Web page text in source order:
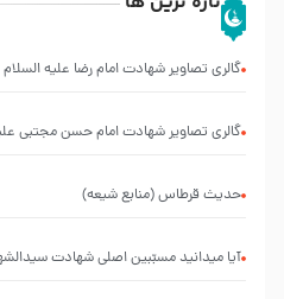
گالری تصاویر شهادت امام رضا علیه السلام
گالری تصاویر شهادت امام حسن مجتبی
حدیث قرطاس (منابع شیعه)
آیا میدانید مسبّبین اصلی شهادت